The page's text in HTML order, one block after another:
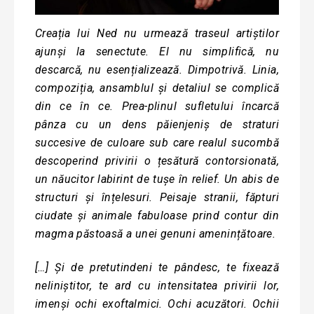
Creația lui Ned nu urmează traseul artiștilor
ajunși la senectute. El nu simplifică, nu
descarcă, nu esențializează. Dimpotrivă. Linia,
compoziția, ansamblul și detaliul se complică
din ce în ce. Prea-plinul sufletului încarcă
pânza cu un dens păienjeniș de straturi
succesive de culoare sub care realul sucombă
descoperind privirii o țesătură contorsionată,
un năucitor labirint de tușe în relief. Un abis de
structuri și înțelesuri. Peisaje stranii, făpturi
ciudate și animale fabuloase prind contur din
magma păstoasă a unei genuni amenințătoare.
[…] Și de pretutindeni te pândesc, te fixează
neliniștitor, te ard cu intensitatea privirii lor,
imenși ochi exoftalmici. Ochi acuzători. Ochii